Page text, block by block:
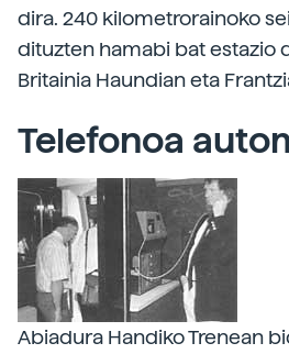
dira. 240 kilometrorainoko
dituzten hamabi bat estazio
Britainia Haundian eta
Telefonoa
Abiadura Handiko Trenean